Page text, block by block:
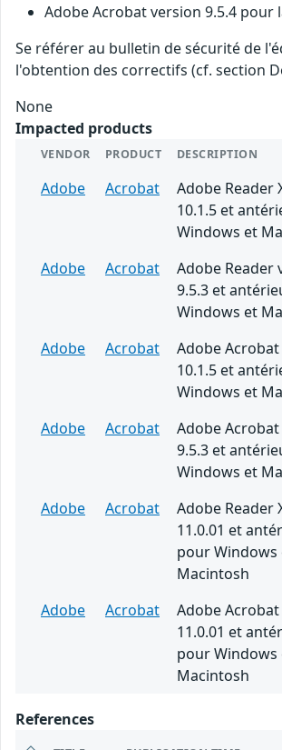
Adobe Acrobat version 9.5.4 pour
Se référer au bulletin de sécurité de
l'obtention des correctifs (cf. section
None
Impacted products
VENDOR PRODUCT DESCRIPTION
Adobe Acrobat
Adobe Reader
10.1.5 et
Windows et
Adobe
Acrobat
Adobe Reader
9.5.3 et
Windows et
Adobe
Acrobat
Adobe Acrobat
10.1.5 et
Windows et
Adobe
Acrobat
Adobe
9.5.3 et
Windows et
Adobe
Acrobat
Adobe Reader
11.0.01 et
pour Windows
Macintosh
Adobe
Acrobat
Adobe Acrobat
11.0.01 et
pour Windows
Macintosh
References